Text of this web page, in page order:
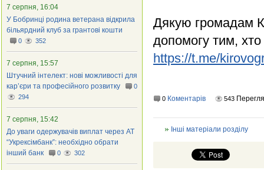
Дякую громадам
допомогу тим,
https://t.me/
0 Коментарів 543
Інші матеріали розділу
7 серпня, 16:04
У Бобринці родина ветерана відкрила
більярдний клуб за грантові кошти
0 352
7 серпня, 15:57
Штучний інтелект: нові можливості для
кар’єри та професійного розвитку
0
294
7 серпня, 15:42
До уваги одержувачів виплат через АТ
“Укрексімбанк”: необхідно обрати
інший банк
0 302